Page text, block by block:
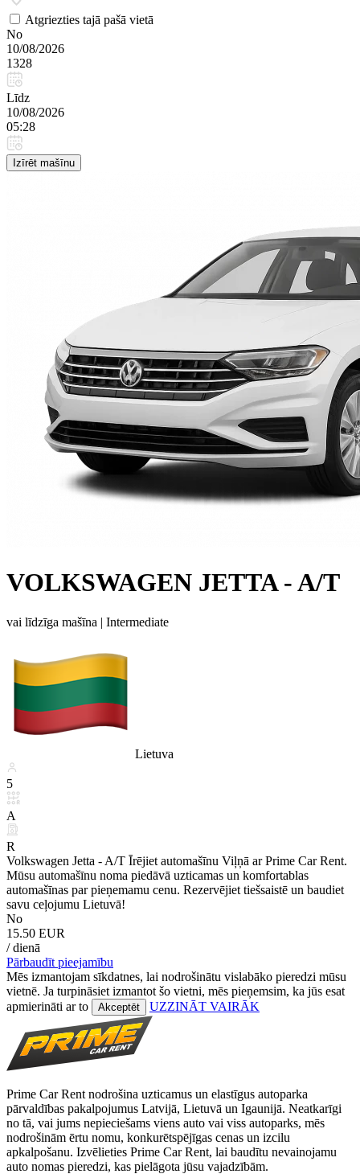
Atgriezties tajā pašā vietā
No
10/08/2026
1328
Līdz
10/08/2026
05:28
Izīrēt mašīnu
VOLKSWAGEN JETTA - A/T
vai līdzīga mašīna | Intermediate
Lietuva
5
A
R
Volkswagen Jetta - A/T Īrējiet automašīnu Viļņā ar Prime Car Rent.
Mūsu automašīnu noma piedāvā uzticamas un komfortablas
automašīnas par pieņemamu cenu. Rezervējiet tiešsaistē un baudiet
savu ceļojumu Lietuvā!
No
15.50 EUR
/ dienā
Pārbaudīt pieejamību
Mēs izmantojam sīkdatnes, lai nodrošinātu vislabāko pieredzi mūsu
vietnē. Ja turpināsiet izmantot šo vietni, mēs pieņemsim, ka jūs esat
apmierināti ar to
Akceptēt UZZINĀT VAIRĀK
Prime Car Rent nodrošina uzticamus un elastīgus autoparka
pārvaldības pakalpojumus Latvijā, Lietuvā un Igaunijā. Neatkarīgi
no tā, vai jums nepieciešams viens auto vai viss autoparks, mēs
nodrošinām ērtu nomu, konkurētspējīgas cenas un izcilu
apkalpošanu. Izvēlieties Prime Car Rent, lai baudītu nevainojamu
auto nomas pieredzi, kas pielāgota jūsu vajadzībām.